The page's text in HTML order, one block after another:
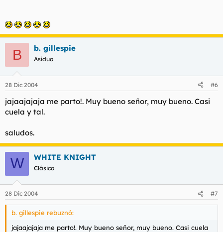
B b. gillespie
Asiduo
28 Dic 2004 #6
jajaajajaja me parto!. Muy bueno señor, muy bueno. Casi
cuela y tal.
saludos.
W WHITE KNIGHT
Clásico
28 Dic 2004 #7
b. gillespie rebuznó:
jajaajajaja me parto!. Muy bueno señor, muy bueno. Casi cuela